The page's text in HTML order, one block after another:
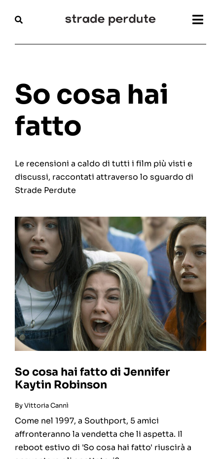
Magazine
Interviste
Festival
Articoli
Chi siamo
So cosa hai
fatto
Le recensioni a caldo di tutti i film più visti e
discussi, raccontati attraverso lo sguardo di
Strade Perdute
So cosa hai fatto di Jennifer
Kaytin Robinson
ByVittoria Cannì
Come nel 1997, a Southport, 5 amici
affronteranno la vendetta che li aspetta. Il
reboot estivo di 'So cosa hai fatto' riuscirà a